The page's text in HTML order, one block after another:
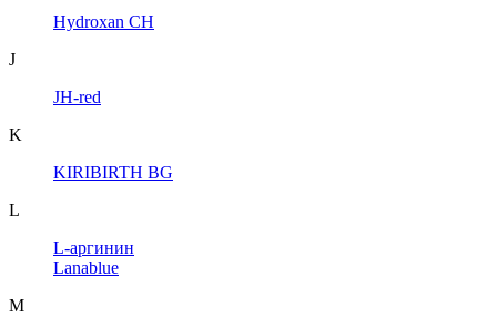
Hydroxan CH
J
JH-red
K
KIRIBIRTH BG
L
L-аргинин
Lanablue
M